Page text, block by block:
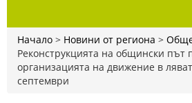
Начало > Новини от региона >
Реконструкцията на общински път
организацията на движение в
септември